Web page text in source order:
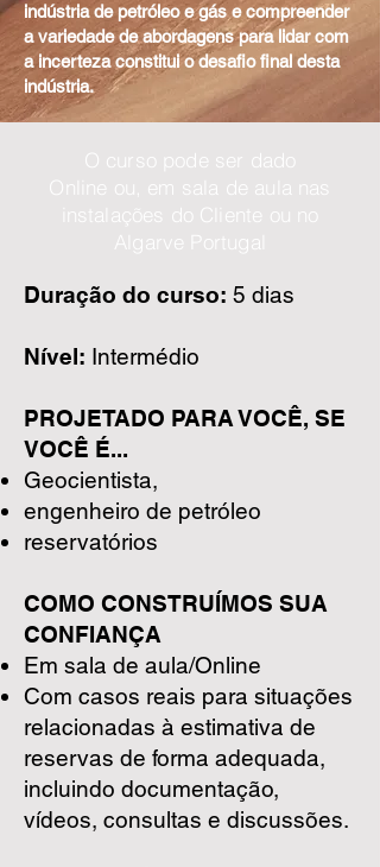
indústria de petróleo e gás e compreender
a variedade de abordagens para lidar com
a incerteza constitui o desafio final desta
indústria.
O curso pode ser dado
Online ou, em sala de aula nas
instalações do Cliente ou no
Algarve Portugal
Duração do curso: 5 dias
Nível: Intermédio
PROJETADO PARA VOCÊ, SE
VOCÊ É...
Geocientista,
engenheiro de petróleo
reservatórios
COMO CONSTRUÍMOS SUA
CONFIANÇA
Em sala de aula/Online
Com casos reais para situações
relacionadas à estimativa de
reservas de forma adequada,
incluindo documentação,
vídeos, consultas e discussões.